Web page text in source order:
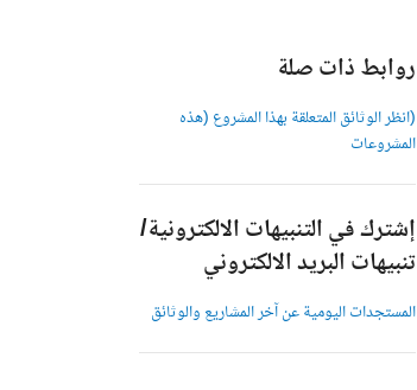
روابط ذات صلة
(انظر الوثائق المتعلقة بهذا المشروع (هذه
المشروعات
إشترك في التنبيهات الالكترونية/
تنبيهات البريد الالكتروني
المستجدات اليومية عن آخر المشاريع والوثائق